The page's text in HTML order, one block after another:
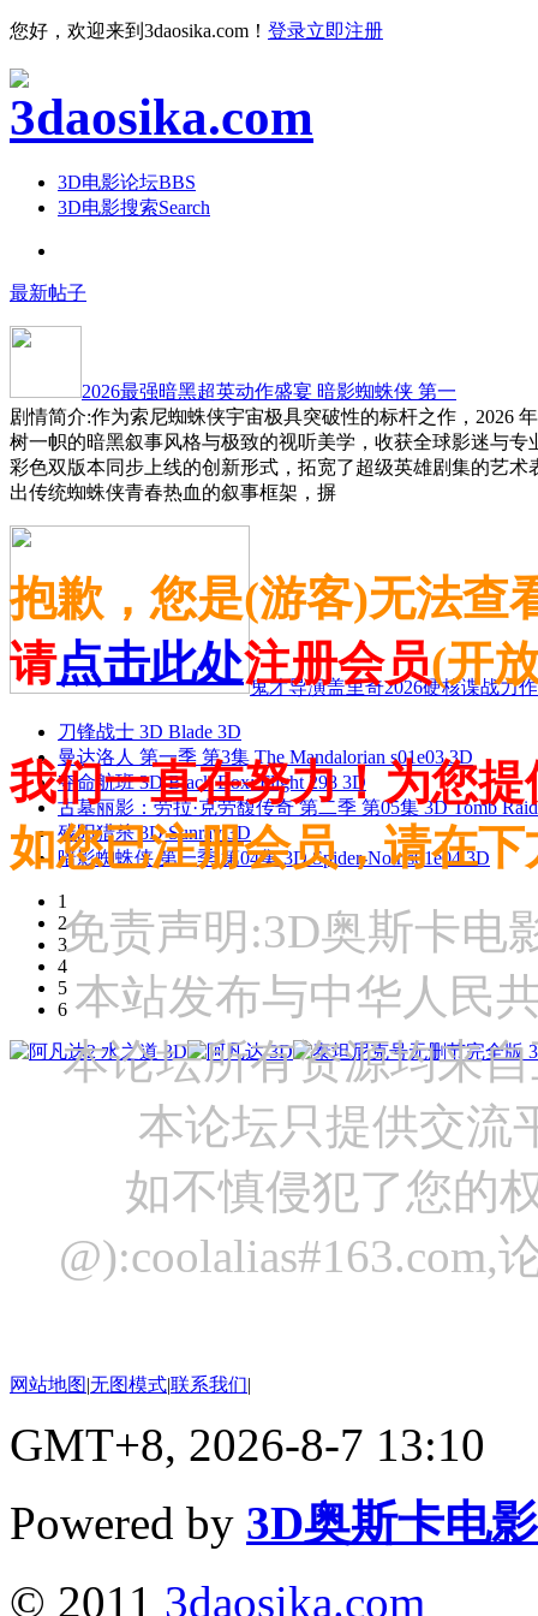
您好，欢迎来到3daosika.com！ 登录立即注册
3D电影论坛BBS
3D电影搜索Search
最新帖子
2026最强暗黑超英动作盛宴 暗影蜘蛛侠 第一
剧情简介:作为索尼蜘蛛侠宇宙极具突破性的标杆之作，2026
树一帜的暗黑叙事风格与极致的视听美学，收获全球影迷与
彩色双版本同步上线的创新形式，拓宽了超级英雄剧集的艺
出传统蜘蛛侠青春热血的叙事框架，摒
鬼才导演盖里奇2026硬核谍战力
刀锋战士 3D Blade 3D
曼达洛人 第一季 第3集 The Mandalorian s01e03 3D
夺命航班 3D Black Box: Flight 298 3D
古墓丽影：劳拉·克劳馥传奇 第二季 第05集 3D Tomb
残阳猎杀 3D Sunray 3D
暗影蜘蛛侠 第一季 第04集 3D Spider-Noir s01e04 3D
1
2
3
4
5
6
抱歉，您是(游客)无法查
请点击此处注册会员(开
我们一直在努力！为您
如您已注册会员，请在
免责声明:3D奥斯卡电
本站发布与中华人民
本论坛所有资源均来
本论坛只提供交流
如不慎侵犯了您的
网站地图|无图模式|联系我们|
GMT+8, 2026-8-7 13:10
Powered by 3D奥斯卡电
© 2011 3daosika.com